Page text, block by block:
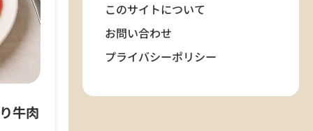
牛肉
このサイトについて
お問い合わせ
プライバシーポリシー